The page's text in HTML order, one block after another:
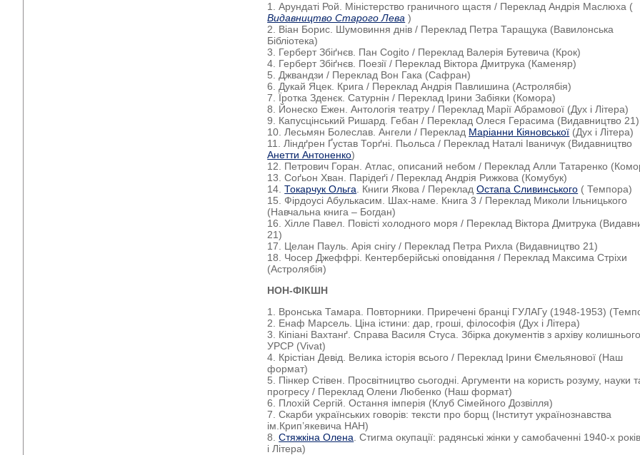
1. Арундаті Рой. Міністерство граничного щастя / Переклад Андрія Маслюха (
Видавництво Старого Лева )
2. Віан Борис. Шумовиння днів / Переклад Петра Таращука (Вавилонська
Бібліотека)
3. Герберт Збіґнєв. Пан Cogito / Переклад Валерія Бутевича (Крок)
4. Герберт Збіґнєв. Поезії / Переклад Віктора Дмитрука (Каменяр)
5. Джвандзи / Переклад Вон Гака (Сафран)
6. Дукай Яцек. Крига / Переклад Андрія Павлишина (Астролябія)
7. Їротка Зденєк. Сатурнін / Переклад Ірини Забіяки (Комора)
8. Йонеско Ежен. Антологія театру / Переклад Марії Абрамової (Дух і Літера)
9. Капусцінський Ришард. Гебан / Переклад Олеся Герасима (Видавництво 21)
10. Лесьмян Болеслав. Ангели / Переклад Маріанни Кіяновської (Дух і Літера)
11. Ліндґрен Ґустав Торґні. Пьольса / Переклад Наталі Іваничук (Видавництво
Анетти Антоненко)
12. Петрович Горан. Атлас, описаний небом / Переклад Алли Татаренко
13. Соґьон Хван. Парідеґі / Переклад Андрія Рижкова (Комубук)
14.Токарчук Ольга . Книги Якова / ПерекладОстапа Сливинського ( Темпора)
15. Фірдоусі Абулькасим. Шах-наме. Книга 3 / Переклад Миколи Ільницького
(Навчальна книга – Богдан)
16. Хілле Павел. Повісті холодного моря / Переклад Віктора Дмитрука
21)
17. Целан Пауль. Арія снігу / Переклад Петра Рихла (Видавництво 21)
18. Чосер Джеффрі. Кентерберійські оповідання / Переклад Максима Стріхи
(Астролябія)
НОН-ФІКШН
1. Вронська Тамара. Повторники. Приречені бранці ГУЛАГу (1948-1953)
2. Енаф Марсель. Ціна істини: дар, гроші, філософія (Дух і Літера)
3. Кіпіані Вахтанґ. Справа Василя Стуса. Збірка документів з архіву
УРСР (Vivat)
4. Крістіан Девід. Велика історія всього / Переклад Ірини Ємельянової (Наш
формат)
5. Пінкер Стівен. Пpocвiтництвo cьoгoднi. Apгумeнти нa кopиcть poзуму, нaуки
пpoгpecу / Переклад Олени Любенко (Наш формат)
6. Плохій Сергій. Остання імперія (Клуб Сімейного Дозвілля)
7. Скарби українських говорів: тексти про борщ (Інститут українознавства
ім.Крип’якевича НАН)
8.Стяжкіна Олена . Стигма окупації: радянські жінки у самобаченні 1940-х
і Літера)